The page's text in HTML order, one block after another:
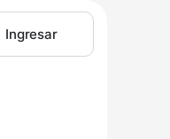
Ingresar